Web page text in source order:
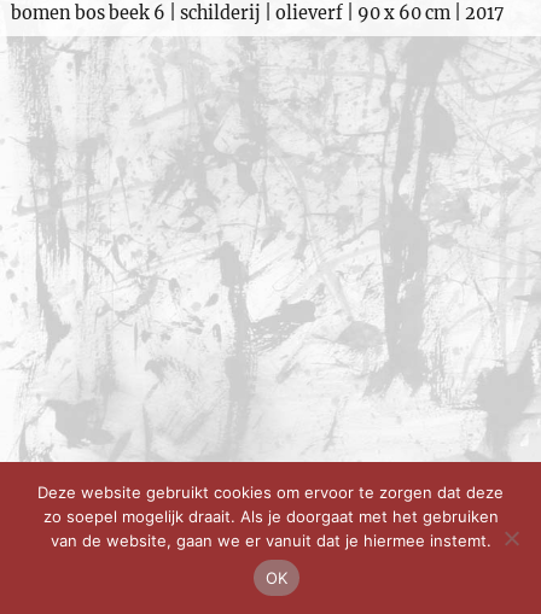
bomen bos beek 6 | schilderij | olieverf | 90 x 60 cm | 2017
Deze website gebruikt cookies om ervoor te zorgen dat deze
zo soepel mogelijk draait. Als je doorgaat met het gebruiken
van de website, gaan we er vanuit dat je hiermee instemt.
OK